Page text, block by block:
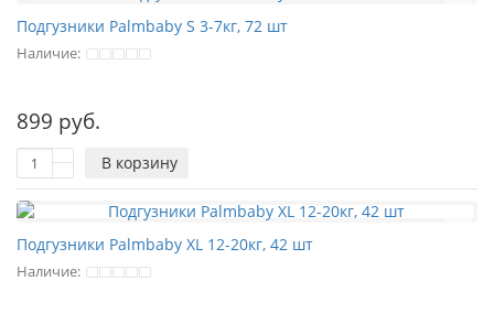
Подгузники Palmbaby S 3-7кг, 72 шт
Наличие:
899 руб.
В корзину
Подгузники Palmbaby XL 12-20кг, 42 шт
Наличие: